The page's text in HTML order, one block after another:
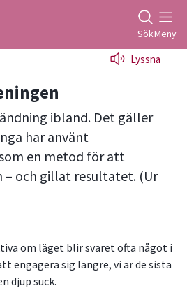
SökMeny
Lyssna
ibland. Det gäller
har använt
en metod för att
– och gillat resultatet. (Ur
om läget blir svaret ofta något i
engagera sig längre, vi är de sista
djup suck.